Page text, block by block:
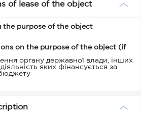
of lease of the object
the purpose of the object
on the purpose of the object (if
органу державної влади, інших
яких фінансується за